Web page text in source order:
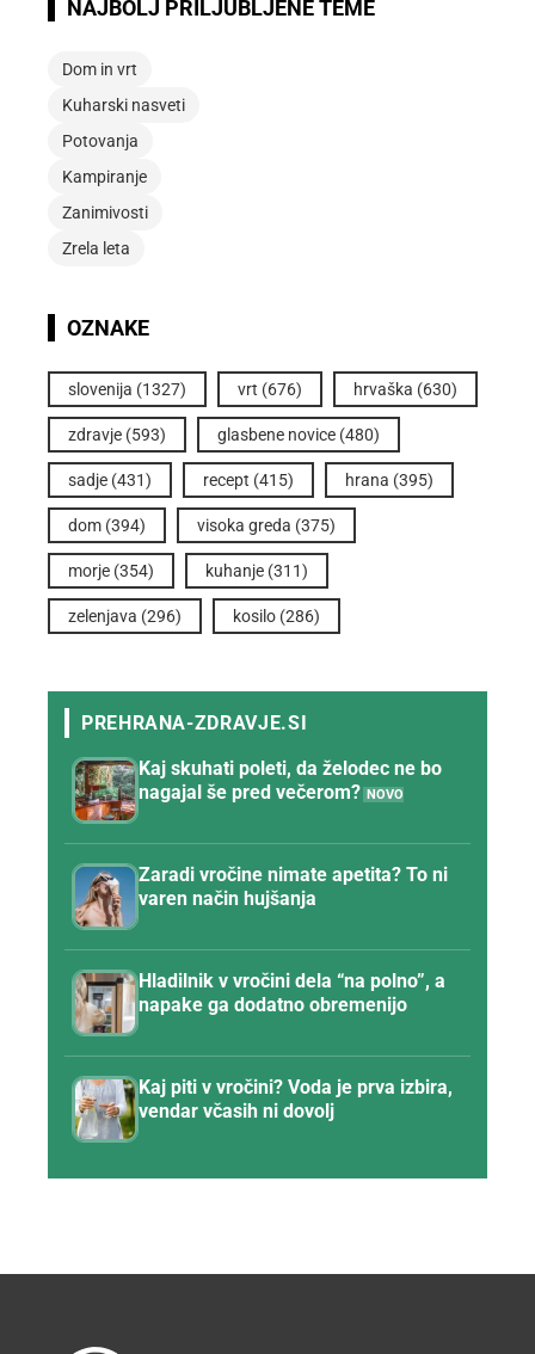
NAJBOLJ PRILJUBLJENE TEME
Dom in vrt
Kuharski nasveti
Potovanja
Kampiranje
Zanimivosti
Zrela leta
OZNAKE
slovenija (1327) vrt (676) hrvaška (630)
zdravje (593) glasbene novice (480)
sadje (431) recept (415) hrana (395)
dom (394) visoka greda (375)
morje (354) kuhanje (311)
zelenjava (296) kosilo (286)
Kaj skuhati poleti, da želodec ne bo
nagajal še pred večerom?
Zaradi vročine nimate apetita? To ni
varen način hujšanja
Hladilnik v vročini dela “na polno”, a
napake ga dodatno obremenijo
Kaj piti v vročini? Voda je prva izbira,
vendar včasih ni dovolj